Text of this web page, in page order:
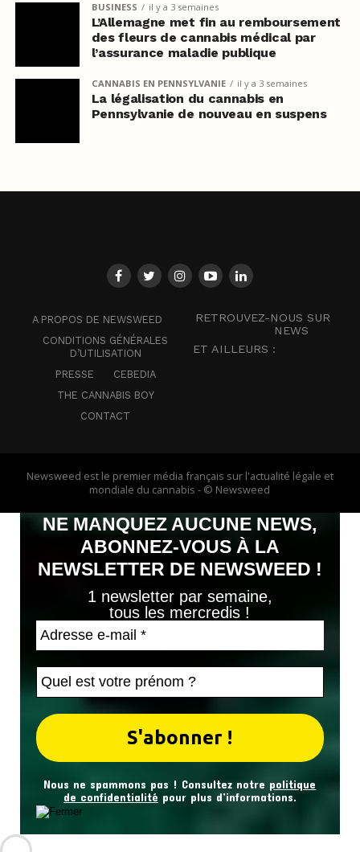
BUSINESS il y a 3 semaines
L’Allemagne met fin au remboursement
des fleurs de cannabis médical par
l’assurance maladie publique
CANNABIS EN PENNSYLVANIE il y a 3 semaines
La légalisation du cannabis en
Pennsylvanie de nouveau en suspens
A PROPOS DE NEWSWEED
CONDITIONS GÉNÉRALES
D’UTILISATION
PRESSE
CEBEDIA
THE CANNABIS BOY
CONTACT
RETROUVEZ-NOUS SUR
NEWS
ET AILLEURS :
Newsweed est le premier média français sur l'actualité légale et
mondiale du cannabis - © Newsweed
NE MANQUEZ AUCUNE NEWS,
ABONNEZ-VOUS À LA
NEWSLETTER DE NEWSWEED !
1 newsletter par semaine,
tous les mercredis !
Nous ne spammons pas ! Consultez notre politique
de confidentialité pour plus d’informations.